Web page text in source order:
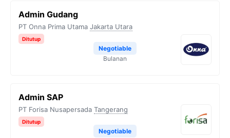
Admin Gudang
PT Onna Prima Utama Jakarta Utara
Ditutup
Negotiable
Bulanan
Admin SAP
PT Forisa Nusapersada Tangerang
Ditutup
Negotiable